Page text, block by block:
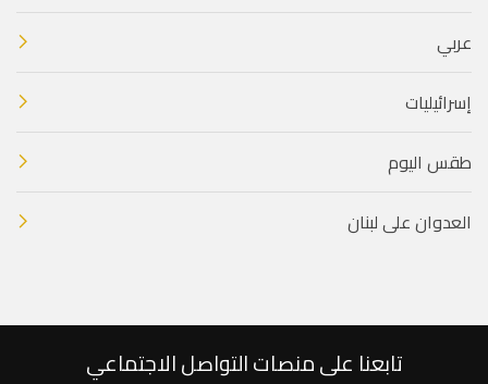
عربي
إسرائيليات
طقس اليوم
العدوان على لبنان
تابعنا على منصات التواصل الاجتماعي